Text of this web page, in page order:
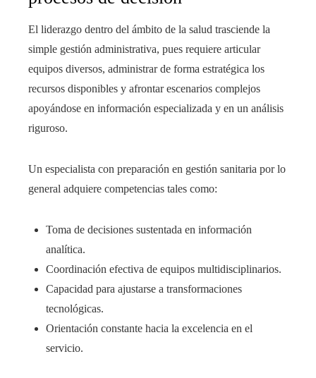
El liderazgo dentro del ámbito de la salud trasciende la
simple gestión administrativa, pues requiere articular
equipos diversos, administrar de forma estratégica los
recursos disponibles y afrontar escenarios complejos
apoyándose en información especializada y en un análisis
riguroso.
Un especialista con preparación en gestión sanitaria por lo
general adquiere competencias tales como:
Toma de decisiones sustentada en información
analítica.
Coordinación efectiva de equipos multidisciplinarios.
Capacidad para ajustarse a transformaciones
tecnológicas.
Orientación constante hacia la excelencia en el
servicio.